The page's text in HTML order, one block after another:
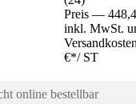
Preis —
inkl. MwSt.
€*/ ST
online bestellbar